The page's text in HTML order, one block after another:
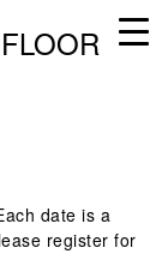
date is a
register for